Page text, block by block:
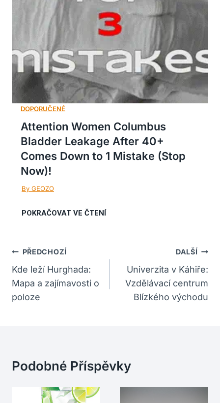
Attention Women Columbus
Bladder Leakage After 40+
Comes Down to 1 Mistake (Stop
Now)!
Navigace
Pro
Příspěvek
PŘEDCHOZÍ
Kde leží Hurghada:
Mapa a zajímavosti o
poloze
DALŠÍ
Univerzita v Káhiře:
Vzdělávací centrum
Blízkého východu
Podobné Příspěvky